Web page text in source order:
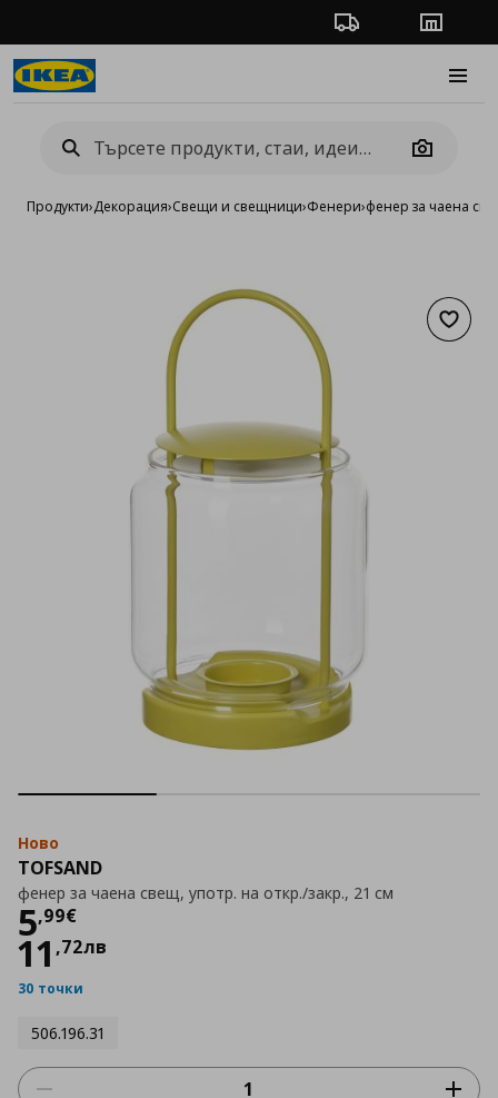
Проследяване на
Camera
Продукти›Декорация›Свещи и свещници›Фенери›фенер за чаена
Ново
TOFSAND
фенер за чаена свещ, употр. на откр./закр., 21 см
5,99€
Цена
11 ,72лв
30 точки
506.196.31